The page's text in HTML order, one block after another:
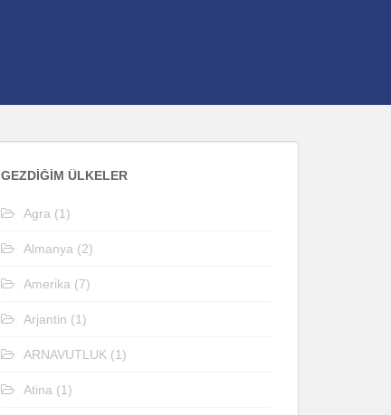
GEZDIĞIM ÜLKELER
Agra (1)
Almanya (2)
Amerika (7)
Arjantin (1)
ARNAVUTLUK (1)
Atina (1)